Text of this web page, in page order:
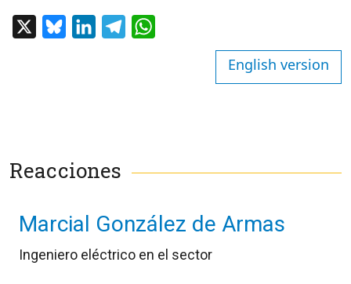
BlueskyLinkedInTelegram
English version
Reacciones
Marcial González de Armas
Ingeniero eléctrico en el sector